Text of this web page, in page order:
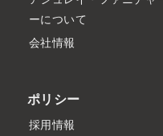
ーについて
会社情報
ポリシー
採用情報